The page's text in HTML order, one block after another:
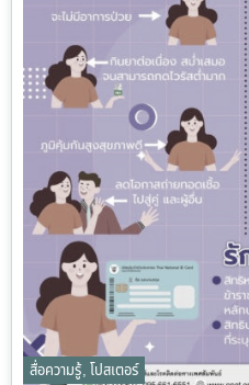
สื่อความรู้, โปสเตอร์